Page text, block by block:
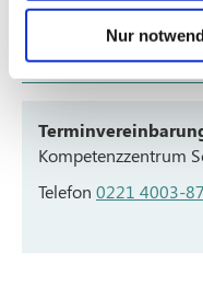
Nur
Kompetenzzentrum
Telefon 0221 4003-